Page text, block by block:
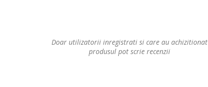
Doar utilizatorii inregistrati si care au achizitionat
produsul pot scrie recenzii